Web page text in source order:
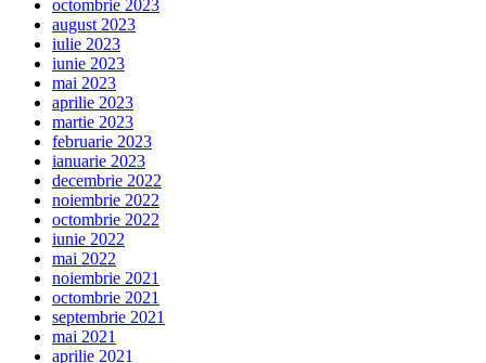
octombrie 2023
august 2023
iulie 2023
iunie 2023
mai 2023
aprilie 2023
martie 2023
februarie 2023
ianuarie 2023
decembrie 2022
noiembrie 2022
octombrie 2022
iunie 2022
mai 2022
noiembrie 2021
octombrie 2021
septembrie 2021
mai 2021
aprilie 2021